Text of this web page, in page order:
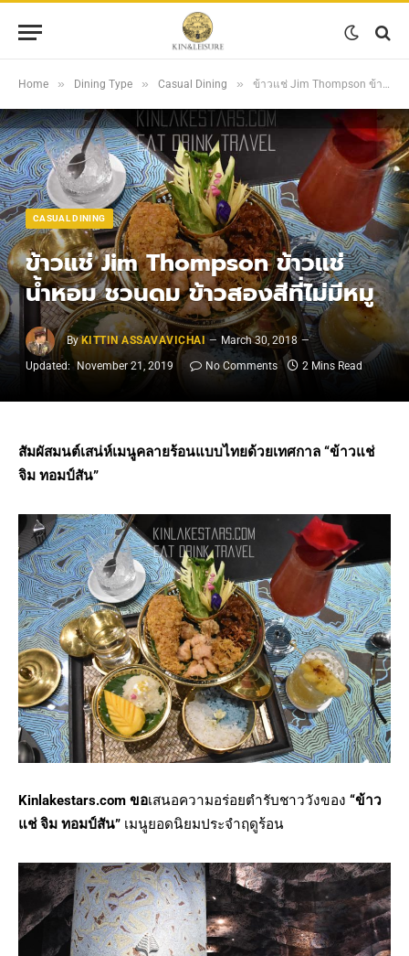
Home » Dining Type » Casual Dining » ข้าวแช่ Jim Thompson ข้าวแช่น้ำหอม ชวนดม ข้าวสองสีที่ไม่มีหมู
CASUAL DINING
ข้าวแช่ Jim Thompson ข้าวแช่
น้ำหอม ชวนดม ข้าวสองสีที่ไม่มีหมู
By KITTIN ASSAVAVICHAI
March 30, 2018
Updated:
November 21, 2019 No Comments 2 Mins Read
สัมผัสมนต์เสน่ห์เมนูคลายร้อนแบบไทยด้วยเทศกาล “ข้าวแช่
จิม ทอมป์สัน”
Kinlakestars.com ขอเสนอความอร่อยตำรับชาววังของ “ข้าว
แช่ จิม ทอมป์สัน” เมนูยอดนิยมประจำฤดูร้อน